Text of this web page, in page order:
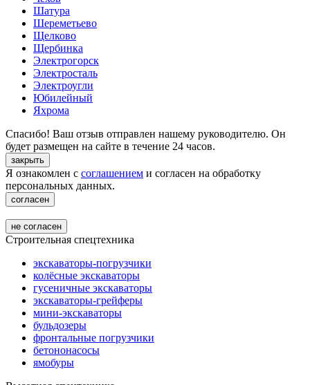
Шатура
Шереметьево
Щелково
Щербинка
Электрогорск
Электросталь
Электроугли
Юбилейный
Яхрома
Спасибо! Ваш отзыв отправлен нашему руководителю. Он
будет размещен на сайте в течение 24 часов.
закрыть
Я ознакомлен с соглашением и согласен на обработку
персональных данных.
согласен
не согласен
Строительная спецтехника
экскаваторы-погрузчики
колёсные экскаваторы
гусеничные экскаваторы
экскаваторы-грейферы
мини-экскаваторы
бульдозеры
фронтальные погрузчики
бетононасосы
ямобуры